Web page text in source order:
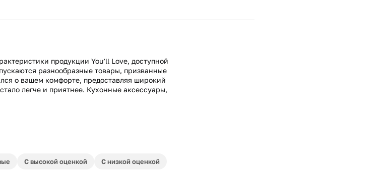
продукции You’ll Love, доступной
разнообразные товары, призванные
о вашем комфорте, предоставляя широкий
легче и приятнее. Кухонные аксессуары,
С высокой оценкой С низкой оценкой